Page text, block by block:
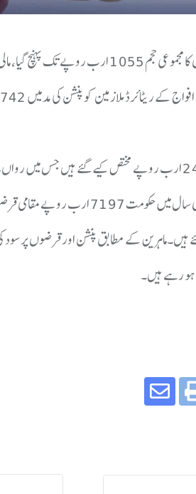
قرضوں پر سود کی ادائیگیوں کا بوجھ
روپے مختص کیے گئے ہیں۔ماہرین کے مطابق پنشن اور
ہو رہے ہیں۔